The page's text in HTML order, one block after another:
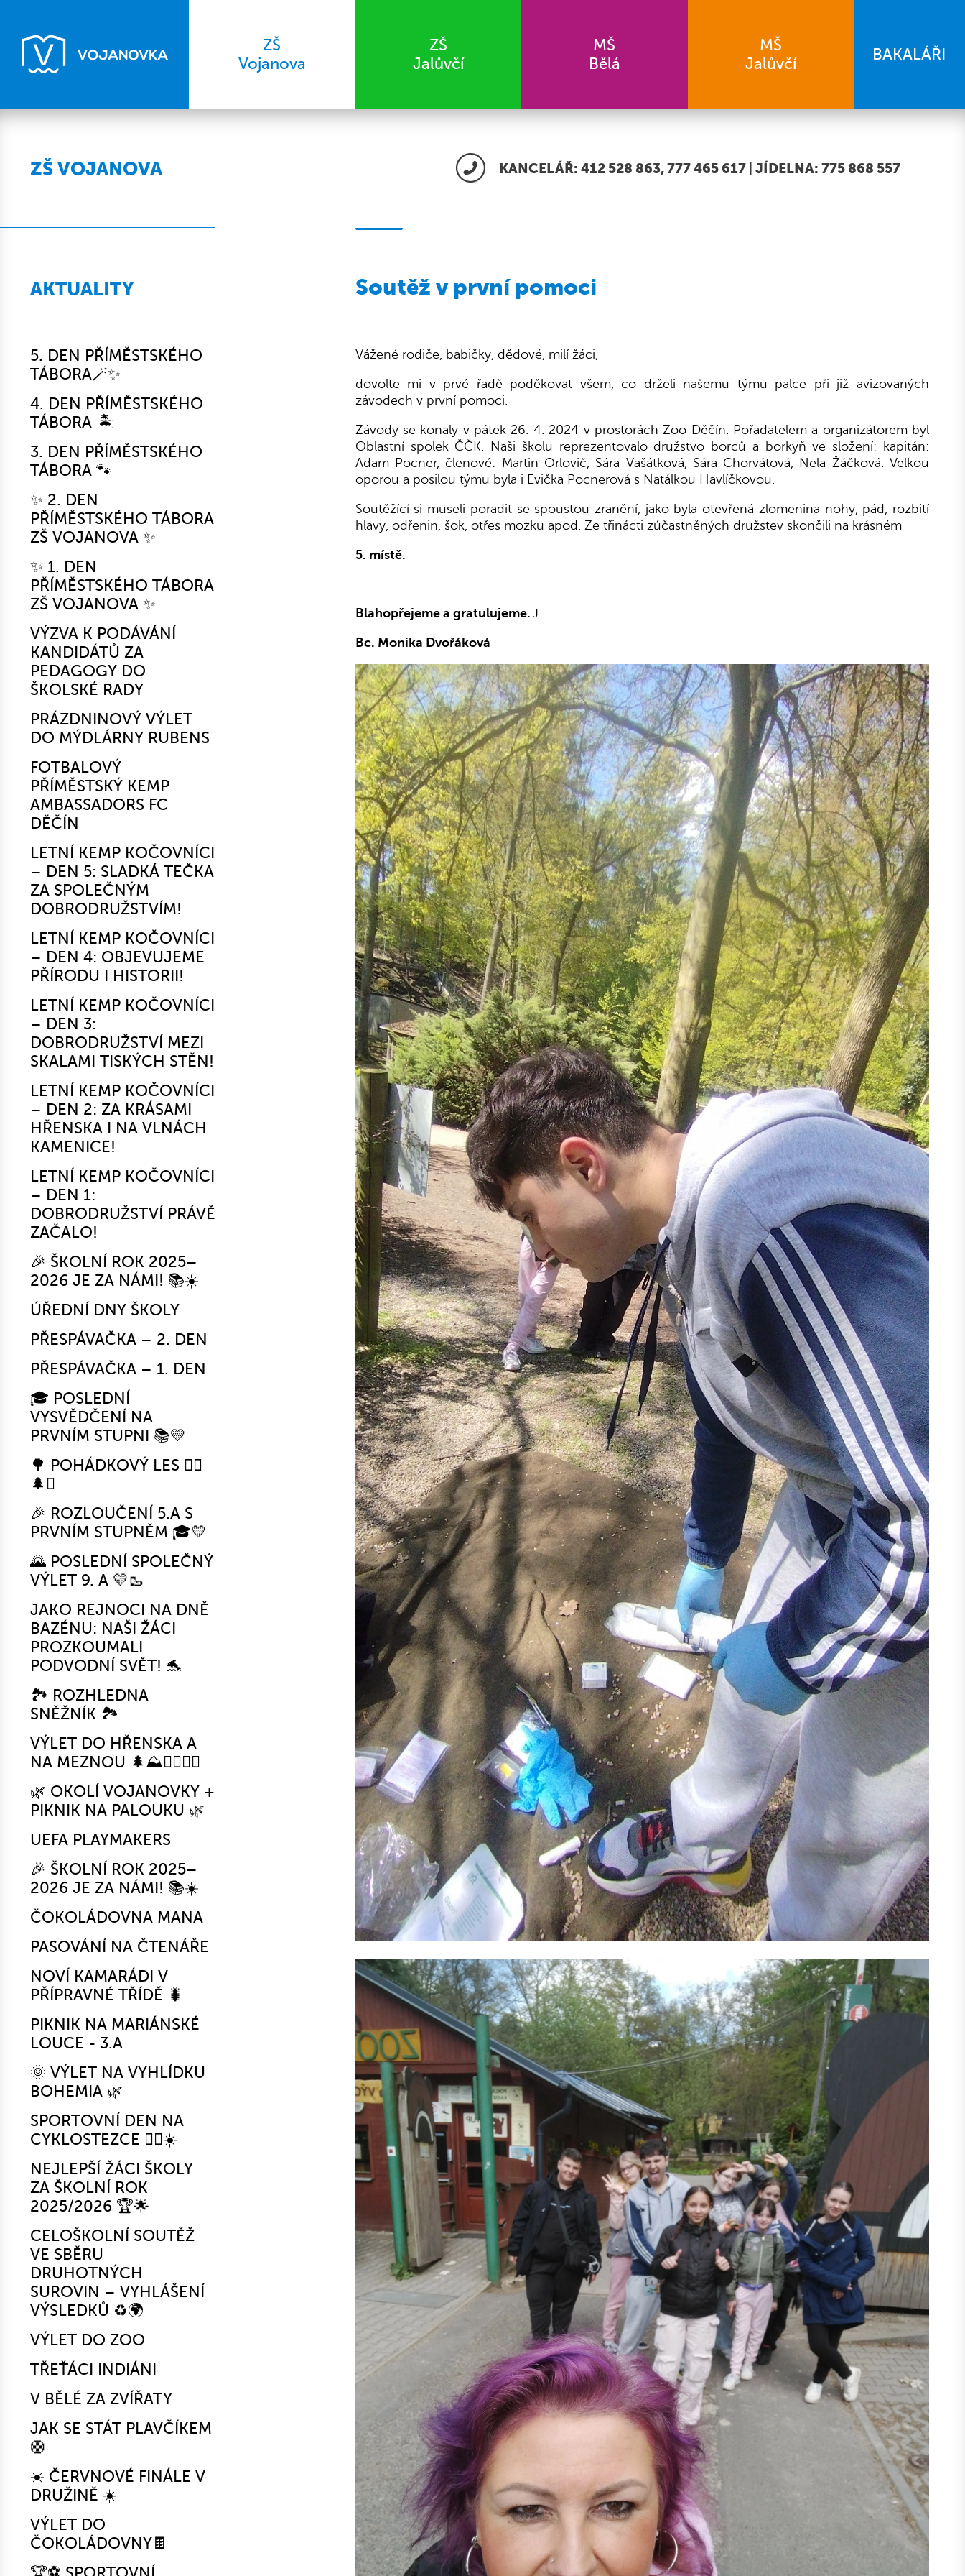
ZŠ
Vojanova
ZŠ
Jalůvčí
MŠ
Bělá
MŠ
Jalůvčí
BAKALÁŘI
ZŠ VOJANOVA
AKTUALITY
5. DEN PŘÍMĚSTSKÉHO
TÁBORA🪄✨
4. DEN PŘÍMĚSTSKÉHO
TÁBORA 🏝️
3. DEN PŘÍMĚSTSKÉHO
TÁBORA 🐾
✨ 2. DEN
PŘÍMĚSTSKÉHO TÁBORA
ZŠ VOJANOVA ✨
✨ 1. DEN
PŘÍMĚSTSKÉHO TÁBORA
ZŠ VOJANOVA ✨
VÝZVA K PODÁVÁNÍ
KANDIDÁTŮ ZA
PEDAGOGY DO
ŠKOLSKÉ RADY
PRÁZDNINOVÝ VÝLET
DO MÝDLÁRNY RUBENS
FOTBALOVÝ
PŘÍMĚSTSKÝ KEMP
AMBASSADORS FC
DĚČÍN
LETNÍ KEMP KOČOVNÍCI
– DEN 5: SLADKÁ TEČKA
ZA SPOLEČNÝM
DOBRODRUŽSTVÍM!
LETNÍ KEMP KOČOVNÍCI
– DEN 4: OBJEVUJEME
PŘÍRODU I HISTORII!
LETNÍ KEMP KOČOVNÍCI
– DEN 3:
DOBRODRUŽSTVÍ MEZI
SKALAMI TISKÝCH STĚN!
LETNÍ KEMP KOČOVNÍCI
– DEN 2: ZA KRÁSAMI
HŘENSKA I NA VLNÁCH
KAMENICE!
LETNÍ KEMP KOČOVNÍCI
– DEN 1:
DOBRODRUŽSTVÍ PRÁVĚ
ZAČALO!
🎉 ŠKOLNÍ ROK 2025–
2026 JE ZA NÁMI! 📚☀️
ÚŘEDNÍ DNY ŠKOLY
PŘESPÁVAČKA – 2. DEN
PŘESPÁVAČKA – 1. DEN
🎓 POSLEDNÍ
VYSVĚDČENÍ NA
PRVNÍM STUPNI 📚💛
🌳 POHÁDKOVÝ LES 🧚‍♀️
🌲✨
🎉 ROZLOUČENÍ 5.A S
PRVNÍM STUPNĚM 🎓💛
🌄 POSLEDNÍ SPOLEČNÝ
VÝLET 9. A 💛🥾
JAKO REJNOCI NA DNĚ
BAZÉNU: NAŠI ŽÁCI
PROZKOUMALI
PODVODNÍ SVĚT! 🐬
🏞️ ROZHLEDNA
SNĚŽNÍK 🏞️
VÝLET DO HŘENSKA A
NA MEZNOU 🌲⛰️🚶‍♂️🚶‍♀️
🌿 OKOLÍ VOJANOVKY +
PIKNIK NA PALOUKU 🌿
UEFA PLAYMAKERS
🎉 ŠKOLNÍ ROK 2025–
2026 JE ZA NÁMI! 📚☀️
ČOKOLÁDOVNA MANA
PASOVÁNÍ NA ČTENÁŘE
NOVÍ KAMARÁDI V
PŘÍPRAVNÉ TŘÍDĚ 🐛
PIKNIK NA MARIÁNSKÉ
LOUCE - 3.A
🌞 VÝLET NA VYHLÍDKU
BOHEMIA 🌿
SPORTOVNÍ DEN NA
CYKLOSTEZCE 🚴‍♂️☀️
NEJLEPŠÍ ŽÁCI ŠKOLY
ZA ŠKOLNÍ ROK
2025/2026 🏆🌟
CELOŠKOLNÍ SOUTĚŽ
VE SBĚRU
DRUHOTNÝCH
SUROVIN – VYHLÁŠENÍ
VÝSLEDKŮ ♻️🌍
VÝLET DO ZOO
TŘEŤÁCI INDIÁNI
V BĚLÉ ZA ZVÍŘATY
JAK SE STÁT PLAVČÍKEM
🛟
☀️ ČERVNOVÉ FINÁLE V
DRUŽINĚ ☀️
VÝLET DO
ČOKOLÁDOVNY🍫
KANCELÁŘ: 412 528 863, 777 465 617 JÍDELNA: 775 868 557
Soutěž v první pomoci
Vážené rodiče, babičky, dědové, milí žáci,
dovolte mi v prvé řadě poděkovat všem, co drželi našemu týmu palce při již avizovaných
závodech v první pomoci.
Závody se konaly v pátek 26. 4. 2024 v prostorách Zoo Děčín. Pořadatelem a organizátorem byl
Oblastní spolek ČČK. Naši školu reprezentovalo družstvo borců a borkyň ve složení: kapitán:
Adam Pocner, členové: Martin Orlovič, Sára Vašátková, Sára Chorvátová, Nela Žáčková. Velkou
oporou a posilou týmu byla i Evička Pocnerová s Natálkou Havlíčkovou.
Soutěžící si museli poradit se spoustou zranění, jako byla otevřená zlomenina nohy, pád, rozbití
hlavy, odřenin, šok, otřes mozku apod. Ze třinácti zúčastněných družstev skončili na krásném
5. místě.
Blahopřejeme a gratulujeme. J
Bc. Monika Dvořáková